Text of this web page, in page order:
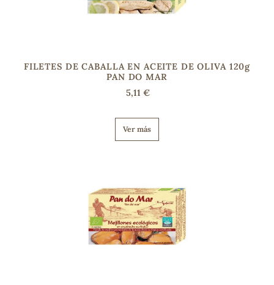
FILETES DE CABALLA EN ACEITE DE OLIVA 120g
PAN DO MAR
5,11 €
Ver más